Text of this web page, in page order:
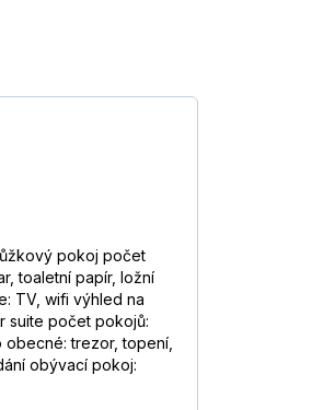
pokoj počet
toaletní papír, ložní
TV, wifi výhled na
suite počet pokojů:
obecné: trezor, topení,
obývací pokoj: